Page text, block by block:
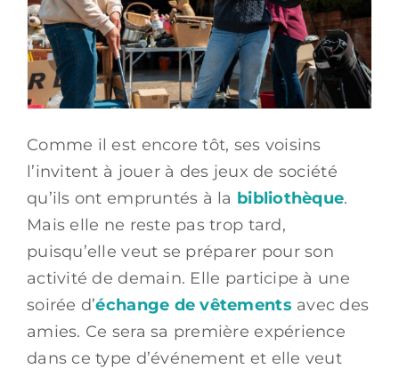
Comme il est encore tôt, ses voisins
l’invitent à jouer à des jeux de société
qu’ils ont empruntés à la bibliothèque.
Mais elle ne reste pas trop tard,
puisqu’elle veut se préparer pour son
activité de demain. Elle participe à une
soirée d’échange de vêtements avec des
amies. Ce sera sa première expérience
dans ce type d’événement et elle veut